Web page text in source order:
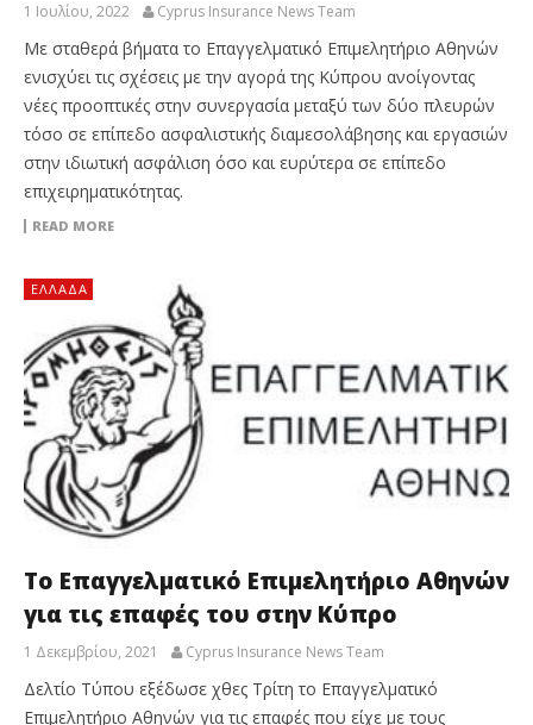
1 Ιουλίου, 2022 Cyprus Insurance News Team
Με σταθερά βήματα το Επαγγελματικό Επιμελητήριο Αθηνών
ενισχύει τις σχέσεις με την αγορά της Κύπρου ανοίγοντας
νέες προοπτικές στην συνεργασία μεταξύ των δύο πλευρών
τόσο σε επίπεδο ασφαλιστικής διαμεσολάβησης και εργασιών
στην ιδιωτική ασφάλιση όσο και ευρύτερα σε επίπεδο
επιχειρηματικότητας.
READ MORE
ΕΛΛΆΔΑ
Το Επαγγελματικό Επιμελητήριο Αθηνών
για τις επαφές του στην Κύπρο
1 Δεκεμβρίου, 2021 Cyprus Insurance News Team
Δελτίο Τύπου εξέδωσε χθες Τρίτη το Επαγγελματικό
Επιμελητήριο Αθηνών για τις επαφές που είχε με τους